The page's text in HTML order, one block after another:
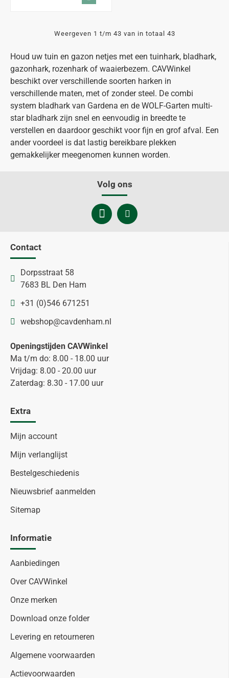
Houd uw tuin en gazon netjes met een tuinhark, bladhark,
gazonhark, rozenhark of waaierbezem. CAVWinkel
beschikt over verschillende soorten harken in
verschillende maten, met of zonder steel. De combi
system bladhark van Gardena en de WOLF-Garten multi-
star bladhark zijn snel en eenvoudig in breedte te
verstellen en daardoor geschikt voor fijn en grof afval. Een
ander voordeel is dat lastig bereikbare plekken
gemakkelijker meegenomen kunnen worden.
Weergeven 1 t/m 43 van in totaal 43
Volg ons
Contact
Dorpsstraat 58
7683 BL Den Ham
+31 (0)546 671251
webshop@cavdenham.nl
Openingstijden CAVWinkel
Ma t/m do: 8.00 - 18.00 uur
Vrijdag: 8.00 - 20.00 uur
Zaterdag: 8.30 - 17.00 uur
Extra
Mijn account
Mijn verlanglijst
Bestelgeschiedenis
Nieuwsbrief aanmelden
Sitemap
Informatie
Aanbiedingen
Over CAVWinkel
Onze merken
Download onze folder
Levering en retourneren
Algemene voorwaarden
Actievoorwaarden